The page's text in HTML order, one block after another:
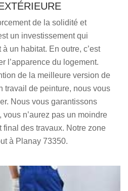
de la solidité et
un investissement qui
un habitat. En outre, c’est
l’apparence du logement.
de la meilleure version de
travail de peinture, nous vous
Nous vous garantissons
vous n’aurez pas un moindre
final des travaux. Notre zone
à Planay 73350.